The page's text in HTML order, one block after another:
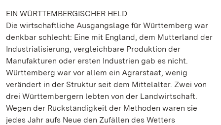
EIN WÜRTTEMBERGISCHER HELD
Die wirtschaftliche Ausgangslage für Württemberg war
denkbar schlecht: Eine mit England, dem Mutterland der
Industrialisierung, vergleichbare Produktion der
Manufakturen oder ersten Industrien gab es nicht.
Württemberg war vor allem ein Agrarstaat, wenig
verändert in der Struktur seit dem Mittelalter. Zwei von
drei Württembergern lebten von der Landwirtschaft.
Wegen der Rückständigkeit der Methoden waren sie
jedes Jahr aufs Neue den Zufällen des Wetters